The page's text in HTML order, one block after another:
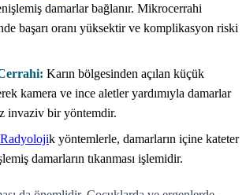
damarlar bağlanır. Mikrocerrahi
başarı oranı yüksektir ve komplikasyon riski
Karın bölgesinden açılan küçük
kamera ve ince aletler yardımıyla damarlar
invaziv bir yöntemdir.
Radyolojik yöntemlerle, damarların içine kateter
damarların tıkanması işlemidir.